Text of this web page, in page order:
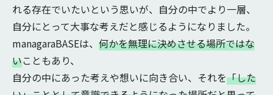
れる存在でいたいという思いが、自分の中でより一層、
自分にとって大事な考えだと感じるようになりました。
managaraBASEは、 何かを無理に決めさせる場所ではな
いこともあり、
自分の中にあった考えや想いに向き合い、それを「した